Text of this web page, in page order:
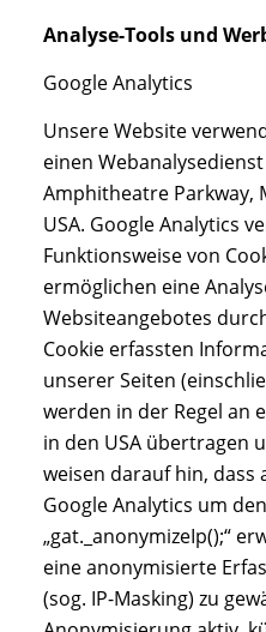
Analyse-Tools und
Google Analytics
Unsere Website
einen
Amphitheatre Parkway,
USA. Google Analytics
Funktionsweise von
ermöglichen eine
Websiteangebotes
Cookie erfassten
unserer Seiten
werden in der Regel an
in den USA übertragen
weisen darauf hin, dass
Google Analytics um
„gat._anonymizeIp();“
eine anonymisierte
(sog. IP-Masking) zu